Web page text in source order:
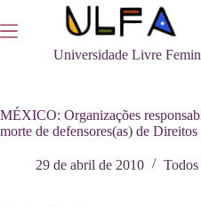
para
o
Universidade Livre
MÉXICO: Organizações
morte de defensores(as) de
29 de abril de 2010 Todos